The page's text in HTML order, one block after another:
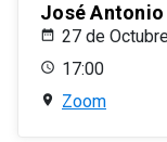
José Antonio
27 de
17:00
Zoom